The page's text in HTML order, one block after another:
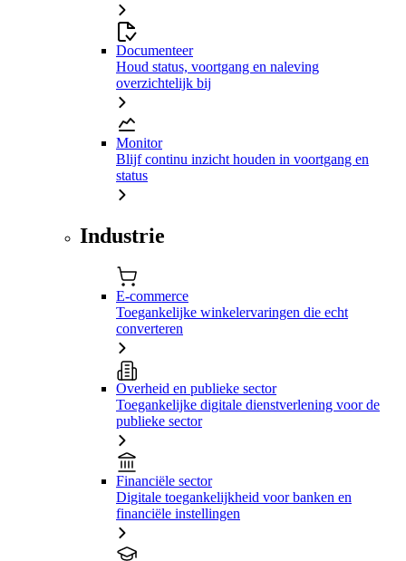
Documenteer
Houd status, voortgang en naleving
overzichtelijk bij
Monitor
Blijf continu inzicht houden in voortgang en
status
Industrie
E-commerce
Toegankelijke winkelervaringen die echt
converteren
Overheid en publieke sector
Toegankelijke digitale dienstverlening voor de
publieke sector
Financiële sector
Digitale toegankelijkheid voor banken en
financiële instellingen